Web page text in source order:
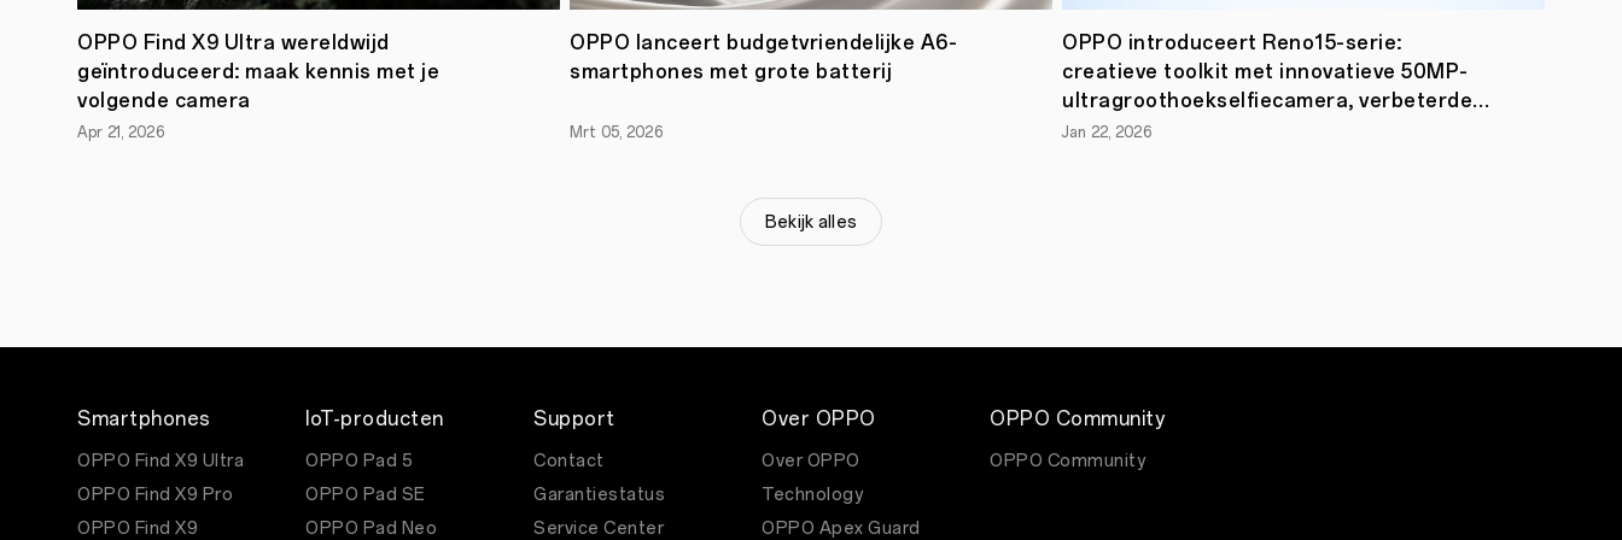
KPN’s
telefoonaanbod.
OPPO
OPPO Find X9 Ultra wereldwijd
geïntroduceerd: maak kennis met je
volgende camera
Apr 21, 2026
OPPO lanceert budgetvriendelijke A6-
smartphones met grote batterij
Mrt 05, 2026
OPPO introduceert Reno15-serie:
creatieve toolkit met innovatieve 50MP-
ultragroothoekselfiecamera, verbeterde
portret- en video-opties
Jan 22, 2026
Bekijk alles
Smartphones
OPPO Find X9 Ultra
OPPO Find X9 Pro
OPPO Find X9
IoT-producten
OPPO Pad 5
OPPO Pad SE
OPPO Pad Neo
Support
Contact
Garantiestatus
Service Center
Over OPPO
Over OPPO
Technology
OPPO Apex Guard
OPPO Community
OPPO Community